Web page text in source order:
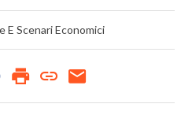
E Scenari Economici